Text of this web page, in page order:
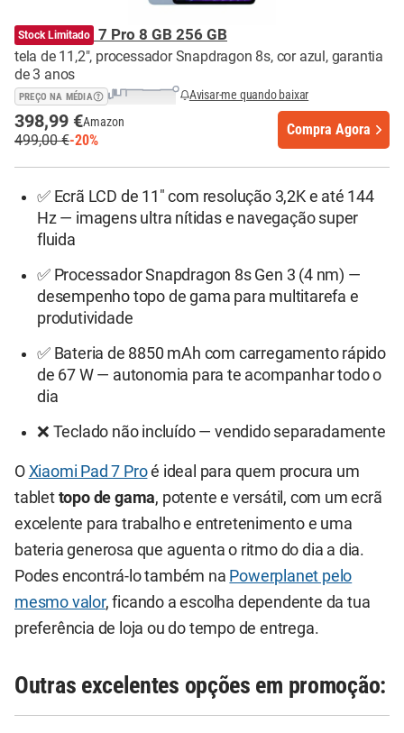
Xiaomi Pad 7 Pro 8 GB 256 GB
tela de 11,2", processador Snapdragon 8s, cor azul, garantia
de 3 anos
Stock Limitado
PREÇO NA MÉDIA Avisar-me quando baixar
398,99 €Amazon
499,00 €-20%
Compra Agora
✅ Ecrã LCD de 11" com resolução 3,2K e até 144
Hz — imagens ultra nítidas e navegação super
fluida
✅ Processador Snapdragon 8s Gen 3 (4 nm) —
desempenho topo de gama para multitarefa e
produtividade
✅ Bateria de 8850 mAh com carregamento rápido
de 67 W — autonomia para te acompanhar todo o
dia
❌ Teclado não incluído — vendido separadamente
O Xiaomi Pad 7 Proé ideal para quem procura um
tablet topo de gama, potente e versátil, com um ecrã
excelente para trabalho e entretenimento e uma
bateria generosa que aguenta o ritmo do dia a dia.
Podes encontrá-lo também na Powerplanet pelo
mesmo valor, ficando a escolha dependente da tua
preferência de loja ou do tempo de entrega.
Outras excelentes opções em promoção: